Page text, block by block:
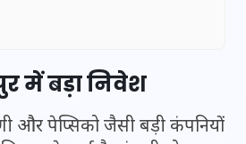
में बड़ा निवेश
और पेप्सिको जैसी बड़ी कंपनियों